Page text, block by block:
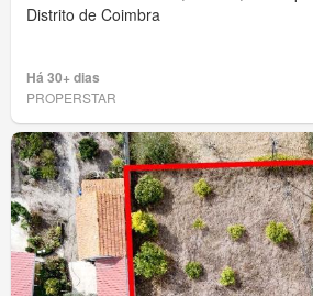
Distrito de Coimbra
Há 30+ dias
PROPERSTAR